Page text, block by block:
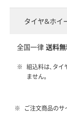
タイヤ&ホイ
全国一律 送料
組込料は､タイ
ません。
ご注文商品の